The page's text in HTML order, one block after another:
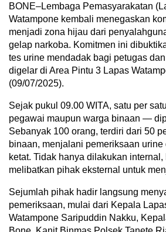
BONE–Lembaga Pemasyarakatan
Watampone kembali menegaskan
menjadi zona hijau dari
gelap narkoba. Komitmen ini
tes urine mendadak bagi petugas
digelar di Area Pintu 3 Lapas
(09/07/2025).
Sejak pukul 09.00 WITA, satu per
pegawai maupun warga binaan —
Sebanyak 100 orang, terdiri dari 50
binaan, menjalani pemeriksaan
ketat. Tidak hanya dilakukan
melibatkan pihak eksternal untuk
Sejumlah pihak hadir langsung
pemeriksaan, mulai dari Kepala
Watampone Saripuddin Nakku,